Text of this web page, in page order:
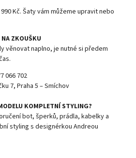
Kč. Šaty vám můžeme upravit nebo
NA ZKOUŠKU
věnovat naplno, je nutné si předem
066 702
7, Praha 5 – Smíchov
KOMPLETNÍ STYLING?
bot, šperků, prádla, kabelky a
styling s designérkou Andreou